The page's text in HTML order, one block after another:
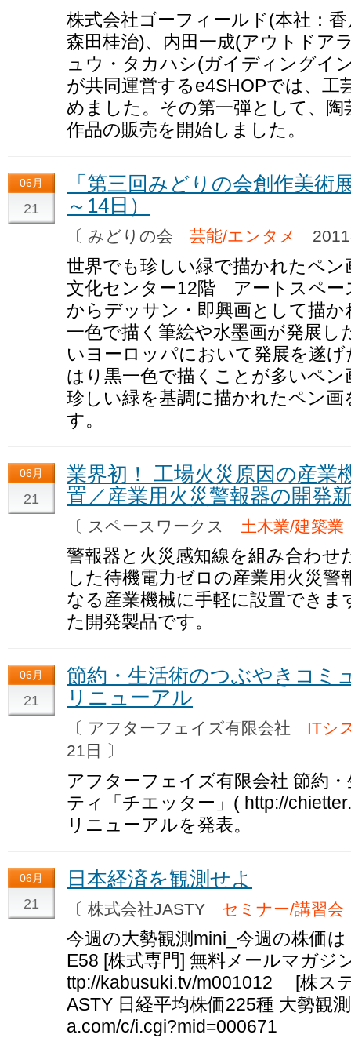
株式会社ゴーフィールド(本社：
森田桂治)、内田一成(アウトドア
ュウ・タカハシ(ガイディングイ
が共同運営するe4SHOPでは、工
めました。その第一弾として、
作品の販売を開始しました。
06月
21
「第三回みどりの会創作美術
～14日）
〔 みどりの会 芸能/エンタメ 2011
世界でも珍しい緑で描かれたペン
文化センター12階 アートスペ
からデッサン・即興画として描
一色で描く筆絵や水墨画が発展
いヨーロッパにおいて発展を遂
はり黒一色で描くことが多いペ
珍しい緑を基調に描かれたペン
す。
06月
21
業界初！ 工場火災原因の産業
置／産業用火災警報器の開発
〔 スペースワークス 土木業/建築業
警報器と火災感知線を組み合わせ
した待機電力ゼロの産業用火災
なる産業機械に手軽に設置でき
た開発製品です。
06月
21
節約・生活術のつぶやきコミ
リニューアル
〔 アフターフェイズ有限会社 ITシ
21日 〕
アフターフェイズ有限会社 節約
ティ「チエッター」( http://
リニューアルを発表。
06月
21
日本経済を観測せよ
〔 株式会社JASTY セミナー/講習会
今週の大勢観測mini_今週の株価
E58 [株式専門] 無料メールマガジ
ttp://kabusuki.tv/m001012 [株ス
ASTY 日経平均株価225種 大勢観
a.com/c/i.cgi?mid=000671